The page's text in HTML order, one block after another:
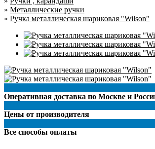
» Металлические ручки
» Ручка металлическая шариковая "Wilson"
Оперативная доставка по Москве и
Цены от производителя
Все способы оплаты